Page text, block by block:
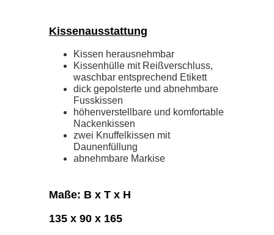
Kissenausstattung
Kissen herausnehmbar
Kissenhülle mit Reißverschluss,
waschbar entsprechend Etikett
dick gepolsterte und abnehmbare
Fusskissen
höhenverstellbare und komfortable
Nackenkissen
zwei Knuffelkissen mit
Daunenfüllung
abnehmbare Markise
Maße: B x T x H
135 x 90 x 165